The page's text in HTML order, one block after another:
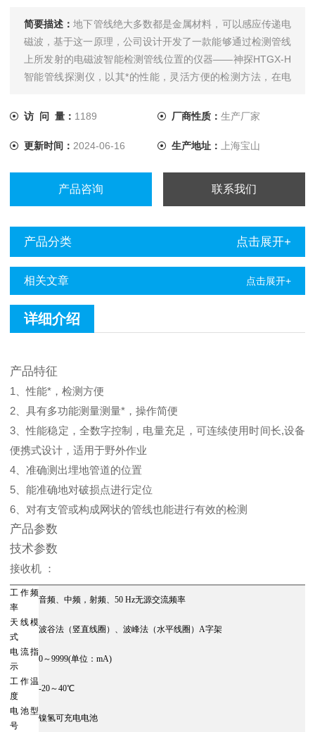
简要描述：地下管线绝大多数都是金属材料，可以感应传递电
磁波，基于这一原理，公司设计开发了一款能够通过检测管线
上所发射的电磁波智能检测管线位置的仪器——神探HTGX-H
智能管线探测仪，以其*的性能，灵活方便的检测方法，在电
领域拥有广大的用户，为我国的相关行业的管线管理水平的提
测量测量，操作简便。性
访 问 量： 1189 厂商性质： 生产厂家
更新时间： 2024-06-16 生产地址： 上海宝山
产品咨询 联系我们
产品分类 点击展开+
相关文章 点击展开+
详细介绍
产品特征
1、性能*，检测方便
2、具有多功能测量测量*，操作简便
3、性能稳定，全数字控制，电量充足，可连续使用时间长,设备
便携式设计，适用于野外作业
4、准确测出埋地管道的位置
5、能准确地对破损点进行定位
6、对有支管或构成网状的管线也能进行有效的检测
产品参数
技术参数
接收机 ：
工作频
率
音频、中频，射频、50 Hz无源交流频率
天线模
式
波谷法（竖直线圈）、波峰法（水平线圈）A字架
电流指
示
0～9999(单位：mA)
工作温
度
-20～40℃
电池型
号
镍氢可充电电池